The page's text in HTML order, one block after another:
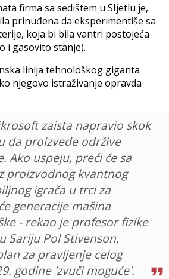
firma sa sedištem u SIjetlu je,
prinuđena da eksperimentiše sa
koja bi bila vantri postojeća
i gasovito stanje).
linija tehnološkog giganta
njegovo istraživanje opravda
zaista napravio skok
da proizvede održive
Ako uspeju, preći će sa
proizvodnog kvantnog
igrača u trci za
generacije mašina
- rekao je profesor fizike
Sariju Pol Stivenson,
za pravljenje celog
godine 'zvuči moguće'.